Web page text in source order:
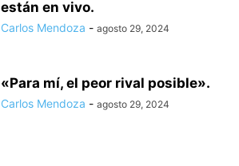
están en vivo.
Carlos Mendoza - agosto 29, 2024
«Para mí, el peor rival posible».
Carlos Mendoza - agosto 29, 2024